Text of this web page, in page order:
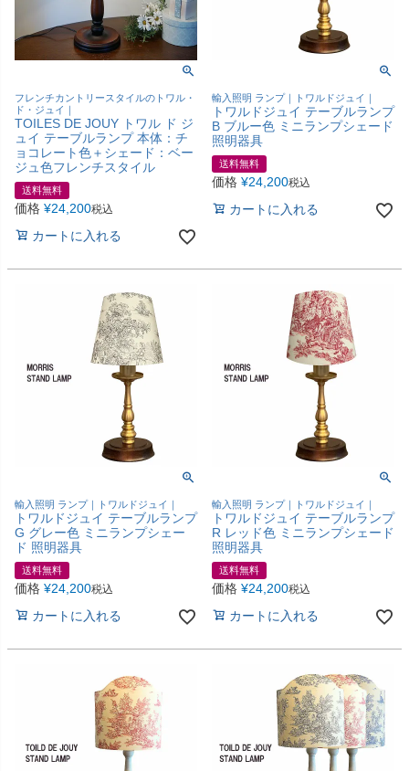
フレンチカントリースタイルのトワル・
ド・ジュイ｜
TOILES DE JOUY トワル ド ジ
ュイ テーブルランプ 本体：チ
ョコレート色＋シェード：ベー
ジュ色フレンチスタイル
送料無料
価格 ¥24,200税込
カートに入れる
輸入照明 ランプ｜トワルドジュイ｜
トワルドジュイ テーブルランプ
B ブルー色 ミニランプシェード
照明器具
送料無料
価格 ¥24,200税込
カートに入れる
輸入照明 ランプ｜トワルドジュイ｜
トワルドジュイ テーブルランプ
G グレー色 ミニランプシェー
ド 照明器具
送料無料
価格 ¥24,200税込
カートに入れる
輸入照明 ランプ｜トワルドジュイ｜
トワルドジュイ テーブルランプ
R レッド色 ミニランプシェード
照明器具
送料無料
価格 ¥24,200税込
カートに入れる